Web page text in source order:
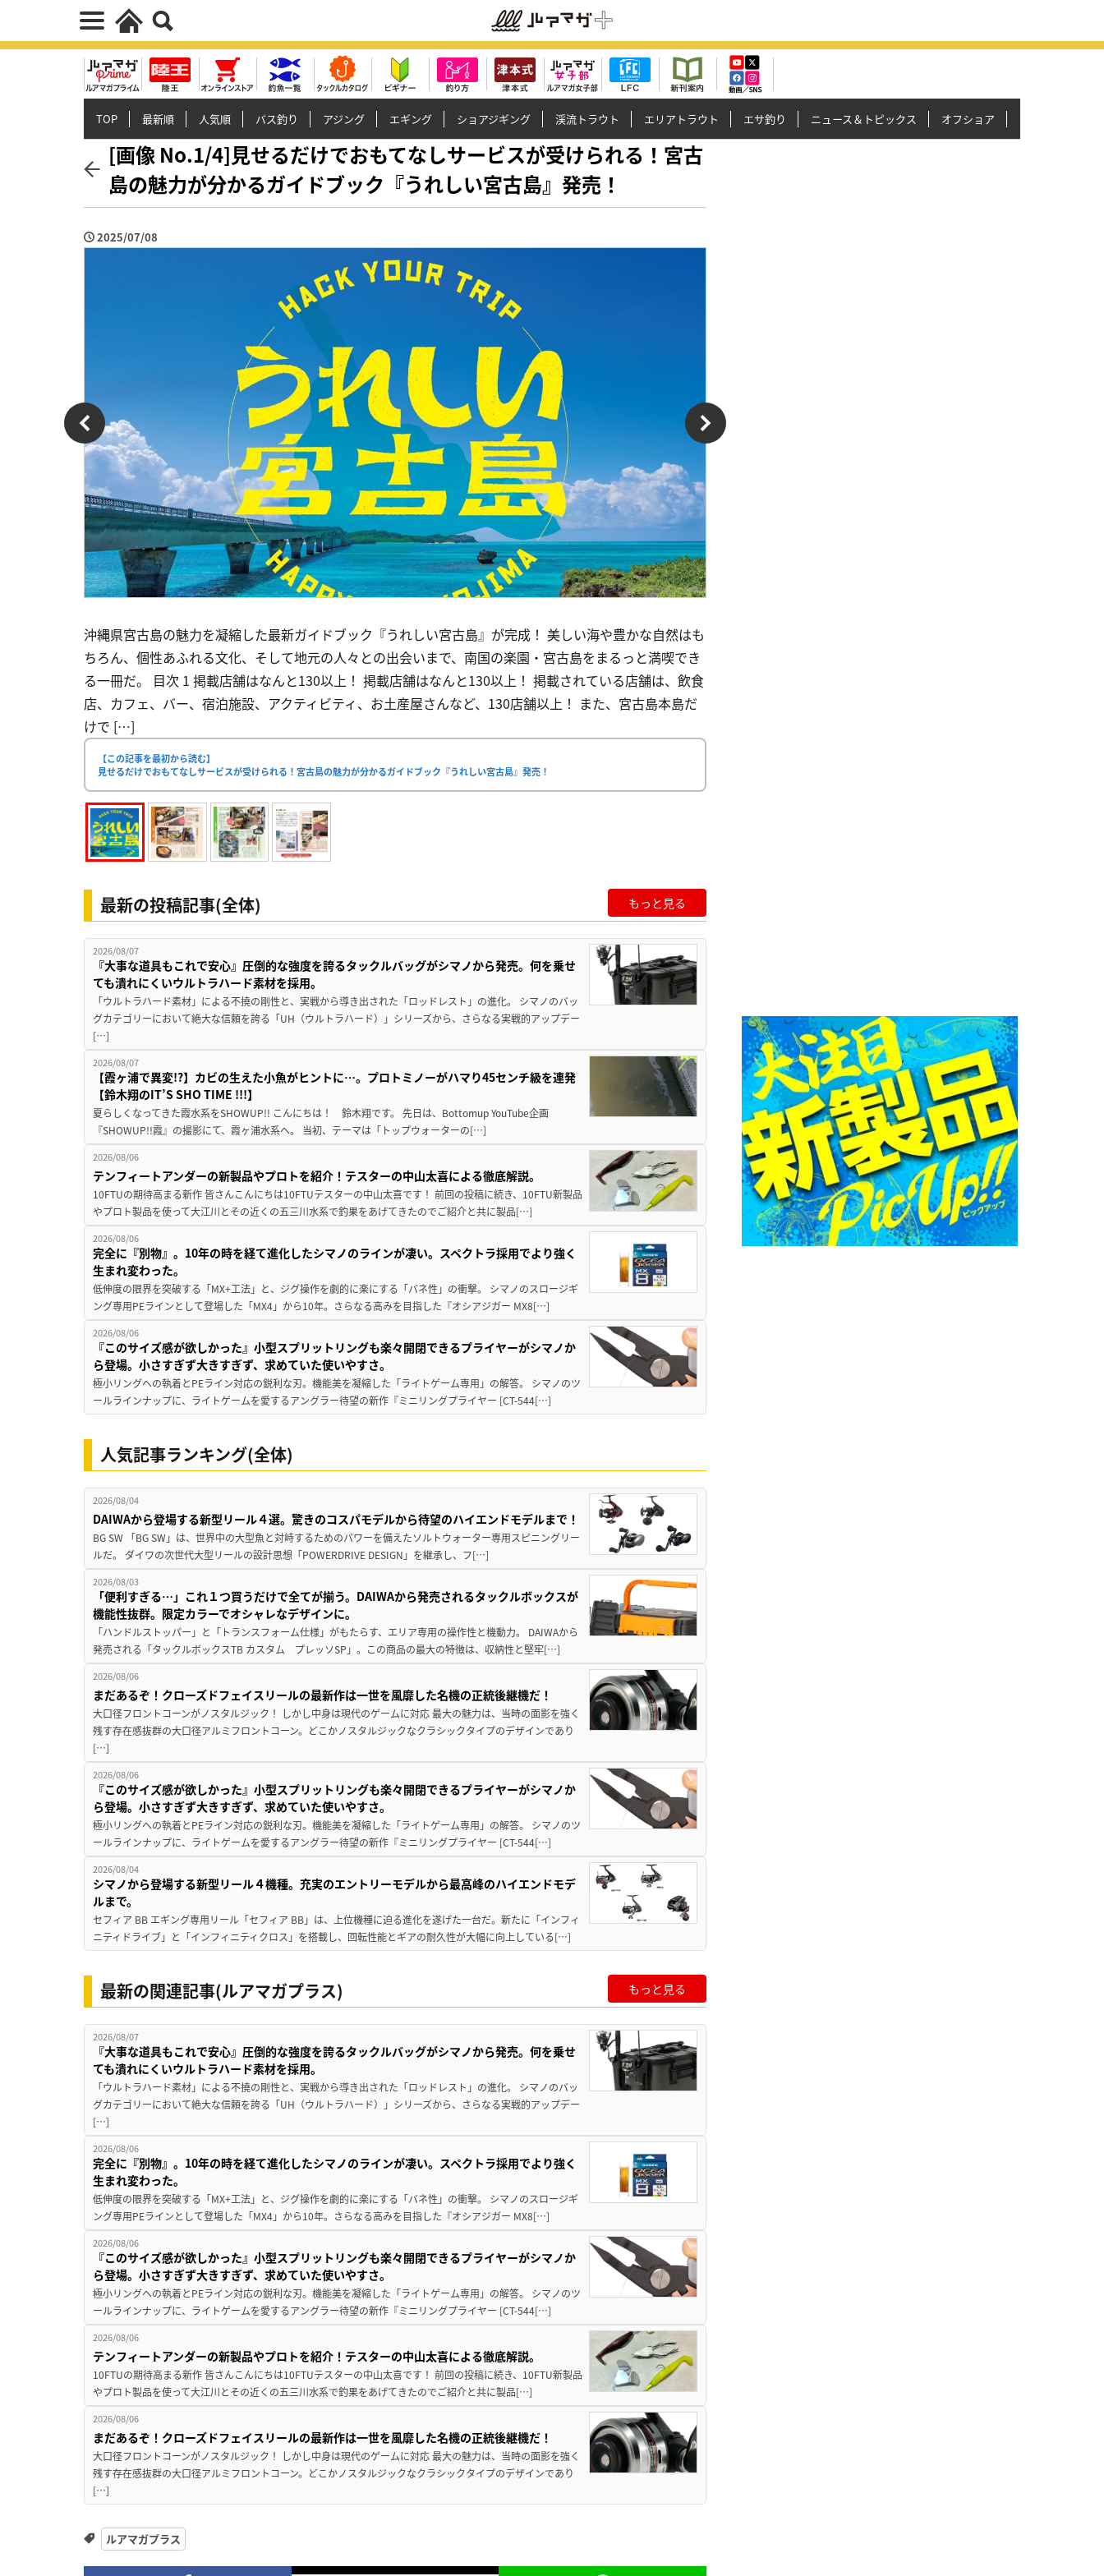
TOP 最新順 人気順 バス釣り アジング エギング ショアジギング 渓流トラウト エリアトラウト エサ釣り ニュース＆トピックス オフショア
[画像 No.1/4]見せるだけでおもてなしサービスが受けられる！宮古
島の魅力が分かるガイドブック『うれしい宮古島』発売！
2025/07/08
沖縄県宮古島の魅力を凝縮した最新ガイドブック『うれしい宮古島』が完成！ 美しい海や豊かな自然はも
ちろん、個性あふれる文化、そして地元の人々との出会いまで、南国の楽園・宮古島をまるっと満喫でき
る一冊だ。 目次 1 掲載店舗はなんと130以上！ 掲載店舗はなんと130以上！ 掲載されている店舗は、飲食
店、カフェ、バー、宿泊施設、アクティビティ、お土産屋さんなど、130店舗以上！ また、宮古島本島だ
けで […]
【この記事を最初から読む】
見せるだけでおもてなしサービスが受けられる！宮古島の魅力が分かるガイドブック『うれしい宮古島』発売！
最新の投稿記事(全体) もっと見る
2026/08/07
『大事な道具もこれで安心』圧倒的な強度を誇るタックルバッグがシマノから発売。何を乗せ
ても潰れにくいウルトラハード素材を採用。
「ウルトラハード素材」による不撓の剛性と、実戦から導き出された「ロッドレスト」の進化。 シマノのバッ
グカテゴリーにおいて絶大な信頼を誇る「UH（ウルトラハード）」シリーズから、さらなる実戦的アップデー
[…]
2026/08/07
【霞ヶ浦で異変!?】カビの生えた小魚がヒントに…。プロトミノーがハマり45センチ級を連発
【鈴木翔のIT’S SHO TIME !!!】
夏らしくなってきた霞水系をSHOWUP!! こんにちは！ 鈴木翔です。 先日は、Bottomup YouTube企画
『SHOWUP!!霞』の撮影にて、霞ヶ浦水系へ。 当初、テーマは「トップウォーターの[…]
2026/08/06
テンフィートアンダーの新製品やプロトを紹介！テスターの中山太喜による徹底解説。
10FTUの期待高まる新作 皆さんこんにちは10FTUテスターの中山太喜です！ 前回の投稿に続き、10FTU新製品
やプロト製品を使って大江川とその近くの五三川水系で釣果をあげてきたのでご紹介と共に製品[…]
2026/08/06
完全に『別物』。10年の時を経て進化したシマノのラインが凄い。スペクトラ採用でより強く
生まれ変わった。
低伸度の限界を突破する「MX+工法」と、ジグ操作を劇的に楽にする「バネ性」の衝撃。 シマノのスロージギ
ング専用PEラインとして登場した「MX4」から10年。さらなる高みを目指した『オシアジガー MX8[…]
2026/08/06
『このサイズ感が欲しかった』小型スプリットリングも楽々開閉できるプライヤーがシマノか
ら登場。小さすぎず大きすぎず、求めていた使いやすさ。
極小リングへの執着とPEライン対応の鋭利な刃。機能美を凝縮した「ライトゲーム専用」の解答。 シマノのツ
ールラインナップに、ライトゲームを愛するアングラー待望の新作『ミニリングプライヤー [CT-544[…]
人気記事ランキング(全体)
2026/08/04
DAIWAから登場する新型リール４選。驚きのコスパモデルから待望のハイエンドモデルまで！
BG SW 「BG SW」は、世界中の大型魚と対峙するためのパワーを備えたソルトウォーター専用スピニングリー
ルだ。 ダイワの次世代大型リールの設計思想「POWERDRIVE DESIGN」を継承し、フ[…]
2026/08/03
「便利すぎる…」これ１つ買うだけで全てが揃う。DAIWAから発売されるタックルボックスが
機能性抜群。限定カラーでオシャレなデザインに。
「ハンドルストッパー」と「トランスフォーム仕様」がもたらす、エリア専用の操作性と機動力。 DAIWAから
発売される「タックルボックスTB カスタム プレッソSP」。この商品の最大の特徴は、収納性と堅牢[…]
2026/08/06
まだあるぞ！クローズドフェイスリールの最新作は一世を風靡した名機の正統後継機だ！
大口径フロントコーンがノスタルジック！ しかし中身は現代のゲームに対応 最大の魅力は、当時の面影を強く
残す存在感抜群の大口径アルミフロントコーン。どこかノスタルジックなクラシックタイプのデザインであり
[…]
2026/08/06
『このサイズ感が欲しかった』小型スプリットリングも楽々開閉できるプライヤーがシマノか
ら登場。小さすぎず大きすぎず、求めていた使いやすさ。
極小リングへの執着とPEライン対応の鋭利な刃。機能美を凝縮した「ライトゲーム専用」の解答。 シマノのツ
ールラインナップに、ライトゲームを愛するアングラー待望の新作『ミニリングプライヤー [CT-544[…]
2026/08/04
シマノから登場する新型リール４機種。充実のエントリーモデルから最高峰のハイエンドモデ
ルまで。
セフィア BB エギング専用リール「セフィア BB」は、上位機種に迫る進化を遂げた一台だ。新たに「インフィ
ニティドライブ」と「インフィニティクロス」を搭載し、回転性能とギアの耐久性が大幅に向上している[…]
最新の関連記事(ルアマガプラス) もっと見る
2026/08/07
『大事な道具もこれで安心』圧倒的な強度を誇るタックルバッグがシマノから発売。何を乗せ
ても潰れにくいウルトラハード素材を採用。
「ウルトラハード素材」による不撓の剛性と、実戦から導き出された「ロッドレスト」の進化。 シマノのバッ
グカテゴリーにおいて絶大な信頼を誇る「UH（ウルトラハード）」シリーズから、さらなる実戦的アップデー
[…]
2026/08/06
完全に『別物』。10年の時を経て進化したシマノのラインが凄い。スペクトラ採用でより強く
生まれ変わった。
低伸度の限界を突破する「MX+工法」と、ジグ操作を劇的に楽にする「バネ性」の衝撃。 シマノのスロージギ
ング専用PEラインとして登場した「MX4」から10年。さらなる高みを目指した『オシアジガー MX8[…]
2026/08/06
『このサイズ感が欲しかった』小型スプリットリングも楽々開閉できるプライヤーがシマノか
ら登場。小さすぎず大きすぎず、求めていた使いやすさ。
極小リングへの執着とPEライン対応の鋭利な刃。機能美を凝縮した「ライトゲーム専用」の解答。 シマノのツ
ールラインナップに、ライトゲームを愛するアングラー待望の新作『ミニリングプライヤー [CT-544[…]
2026/08/06
テンフィートアンダーの新製品やプロトを紹介！テスターの中山太喜による徹底解説。
10FTUの期待高まる新作 皆さんこんにちは10FTUテスターの中山太喜です！ 前回の投稿に続き、10FTU新製品
やプロト製品を使って大江川とその近くの五三川水系で釣果をあげてきたのでご紹介と共に製品[…]
2026/08/06
まだあるぞ！クローズドフェイスリールの最新作は一世を風靡した名機の正統後継機だ！
大口径フロントコーンがノスタルジック！ しかし中身は現代のゲームに対応 最大の魅力は、当時の面影を強く
残す存在感抜群の大口径アルミフロントコーン。どこかノスタルジックなクラシックタイプのデザインであり
[…]
ルアマガプラス